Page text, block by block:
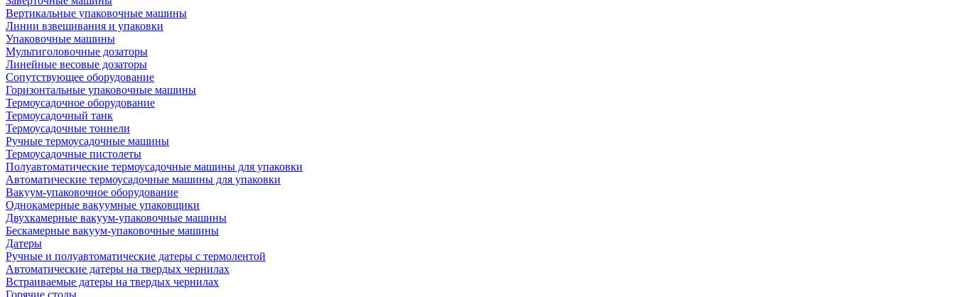
Вертикальные упаковочные машины
Линии взвешивания и упаковки
Упаковочные машины
Мультиголовочные дозаторы
Линейные весовые дозаторы
Сопутствующее оборудование
Горизонтальные упаковочные машины
Термоусадочное оборудование
Термоусадочный танк
Термоусадочные тоннели
Ручные термоусадочные машины
Термоусадочные пистолеты
Полуавтоматические термоусадочные машины для упаковки
Автоматические термоусадочные машины для упаковки
Вакуум-упаковочное оборудование
Однокамерные вакуумные упаковщики
Двухкамерные вакуум-упаковочные машины
Бескамерные вакуум-упаковочные машины
Датеры
Ручные и полуавтоматические датеры с термолентой
Автоматические датеры на твердых чернилах
Встраиваемые датеры на твердых чернилах
Горячие столы